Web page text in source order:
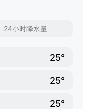
24小时降水量
25°
25°
25°